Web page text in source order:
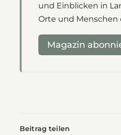
und Einblicken in
Orte und Menschen
Magazin
Beitrag teilen